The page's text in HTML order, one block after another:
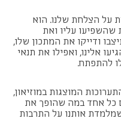
על הצלחת שלנו. הוא
שהשפיעו עליו ואת
ודייקו את המתכון שלו,
אלינו, ואפילו את תנאי
להתפתח.
המוצגות במוזיאון,
כל אחד במה שהופך את
אותנו על התרבות